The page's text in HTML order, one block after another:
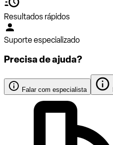
Resultados rápidos
Suporte especializado
Precisa de ajuda?
Falar com especialista